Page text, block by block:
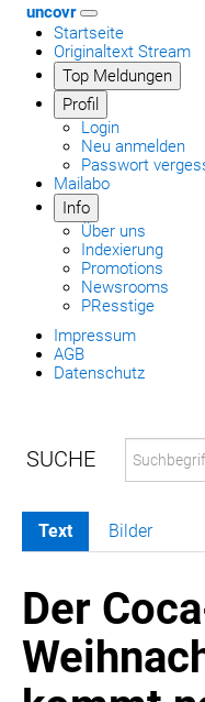
uncovr
Startseite
Originaltext Stream
Top Meldungen
Profil
Login
Neu anmelden
Passwort
Mailabo
Info
Über uns
Indexierung
Promotions
Newsrooms
PResstige
Impressum
AGB
Datenschutz
MELDUNGEN
COCA-COLA
Coca-Cola CUP
COCA-COLA HBC ÖSTERREICH
Text Bilder
Der